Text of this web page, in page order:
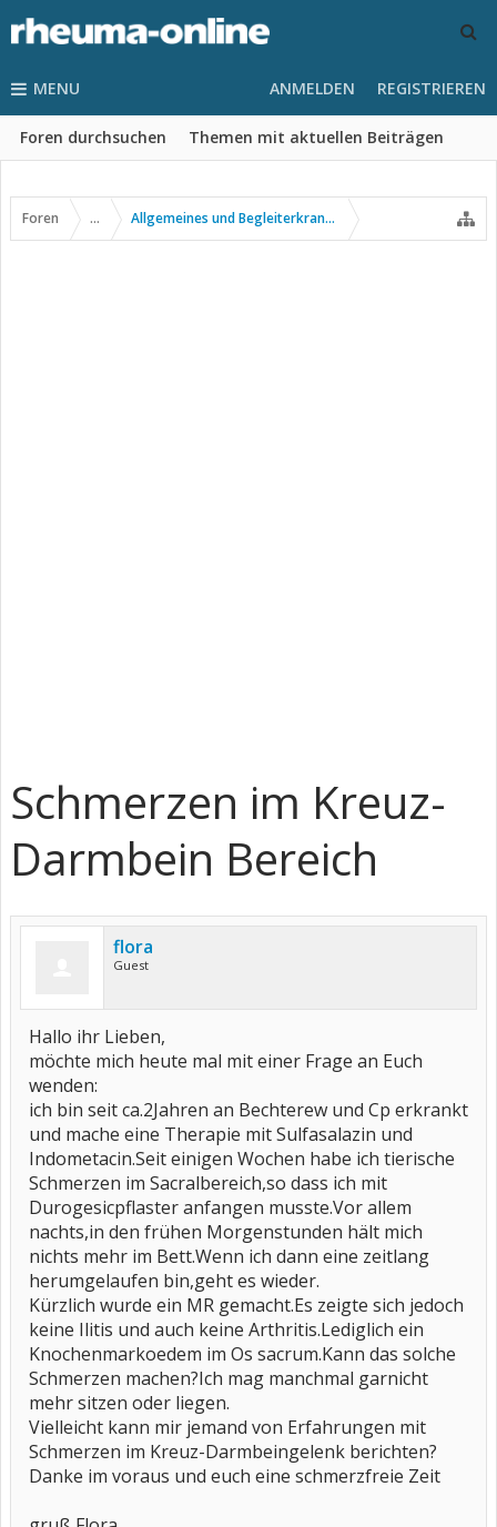
MENU
Foren durchsuchen Themen mit aktuellen Beiträgen
ANMELDEN REGISTRIEREN
Foren ... Allgemeines und Begleiterkrankungen
Schmerzen im Kreuz-
Darmbein Bereich
flora
Guest
Hallo ihr Lieben,
möchte mich heute mal mit einer Frage an Euch
wenden:
ich bin seit ca.2Jahren an Bechterew und Cp erkrankt
und mache eine Therapie mit Sulfasalazin und
Indometacin.Seit einigen Wochen habe ich tierische
Schmerzen im Sacralbereich,so dass ich mit
Durogesicpflaster anfangen musste.Vor allem
nachts,in den frühen Morgenstunden hält mich
nichts mehr im Bett.Wenn ich dann eine zeitlang
herumgelaufen bin,geht es wieder.
Kürzlich wurde ein MR gemacht.Es zeigte sich jedoch
keine Ilitis und auch keine Arthritis.Lediglich ein
Knochenmarkoedem im Os sacrum.Kann das solche
Schmerzen machen?Ich mag manchmal garnicht
mehr sitzen oder liegen.
Vielleicht kann mir jemand von Erfahrungen mit
Schmerzen im Kreuz-Darmbeingelenk berichten?
Danke im voraus und euch eine schmerzfreie Zeit